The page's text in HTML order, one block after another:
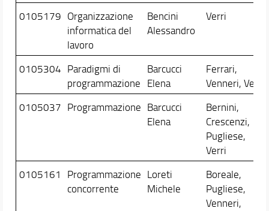
0105179 Organizzazione
informatica del
lavoro
Bencini
Alessandro
Verri
0105304 Paradigmi di
programmazione
Barcucci
Elena
Ferrari,
Venneri, Verri
0105037 Programmazione Barcucci
Elena
Bernini,
Crescenzi,
Pugliese,
Verri
0105161
Programmazione
concorrente
Loreti
Michele
Boreale,
Pugliese,
Venneri,